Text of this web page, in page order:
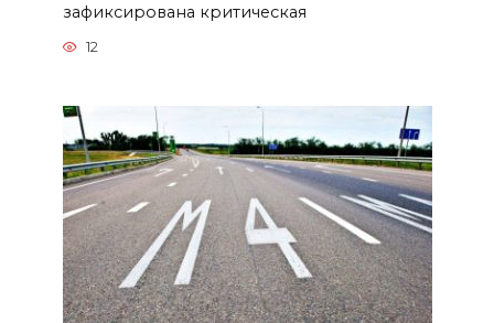
зафиксирована критическая
12